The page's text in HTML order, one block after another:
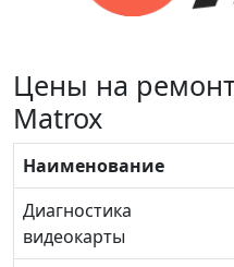
Цены на
Matrox
Наименование
Диагностика
видеокарты